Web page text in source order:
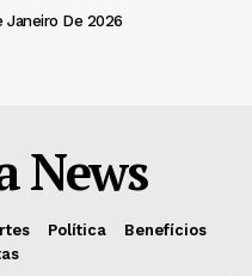
Janeiro De 2026
News
Política
Benefícios